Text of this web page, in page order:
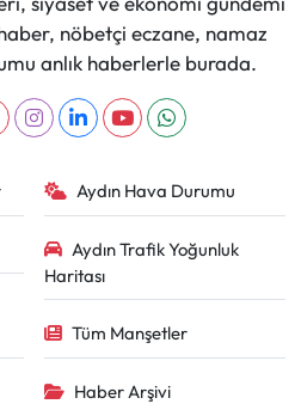
nöbetçi eczane, namaz
anlık haberlerle burada.
Aydın Hava Durumu
Aydın Trafik Yoğunluk
Haritası
Tüm Manşetler
Haber Arşivi